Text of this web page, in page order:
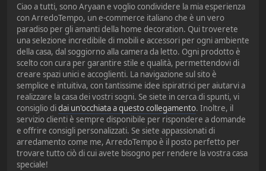
Ciao a tutti, sono Aryaan e voglio condividere la mia esperienza
con ArredoTempo, un e-commerce italiano che è un vero
paradiso per gli amanti della home decoration. Qui troverete
una selezione incredibile di mobili e accessori per ogni ambiente
della casa, dal soggiorno alla camera da letto. Ogni prodotto è
scelto con cura per garantire stile e qualità, permettendovi di
creare spazi unici e accoglienti. La navigazione sul sito è
semplice e intuitiva, con tantissime idee ispiratrici per aiutarvi a
realizzare la casa dei vostri sogni. Se siete in cerca di spunti, vi
consiglio didai un'occhiata a questo collegamento. Inoltre, il
servizio clienti è sempre disponibile per rispondere a domande
e offrire consigli personalizzati. Se siete appassionati di
arredamento come me, ArredoTempo è il posto perfetto per
trovare tutto ciò di cui avete bisogno per rendere la vostra casa
speciale!